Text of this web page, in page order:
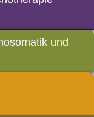
und